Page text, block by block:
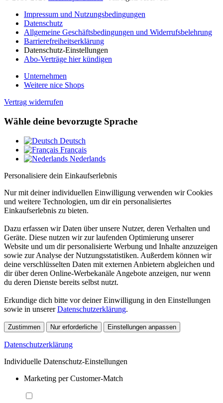
Impressum und Nutzungsbedingungen
Datenschutz
Allgemeine Geschäftsbedingungen und Widerrufsbelehrung
Barrierefreiheitserklärung
Datenschutz-Einstellungen
Abo-Verträge hier kündigen
Unternehmen
Weitere nice Shops
Vertrag widerrufen
Wähle deine bevorzugte Sprache
Deutsch
Français
Nederlands
Personalisiere dein Einkaufserlebnis
Nur mit deiner individuellen Einwilligung verwenden wir Cookies
und weitere Technologien, um dir ein personalisiertes
Einkaufserlebnis zu bieten.
Dazu erfassen wir Daten über unsere Nutzer, deren Verhalten und
Geräte. Diese nutzen wir zur laufenden Optimierung unserer
Website und um dir personalisierte Werbung und Inhalte anzuzeigen
sowie zur Analyse der Nutzungsstatistiken. Außerdem können wir
deine verschlüsselten Daten mit externen Anbietern abgleichen und
dir über deren Online-Werbekanäle Angebote anzeigen, nur wenn
du deren Dienste bereits selbst nutzt.
Erkundige dich bitte vor deiner Einwilligung in den Einstellungen
sowie in unsererDatenschutzerklärung.
Zustimmen Nur erforderliche Einstellungen anpassen
Datenschutzerklärung
Individuelle Datenschutz-Einstellungen
Marketing per Customer-Match